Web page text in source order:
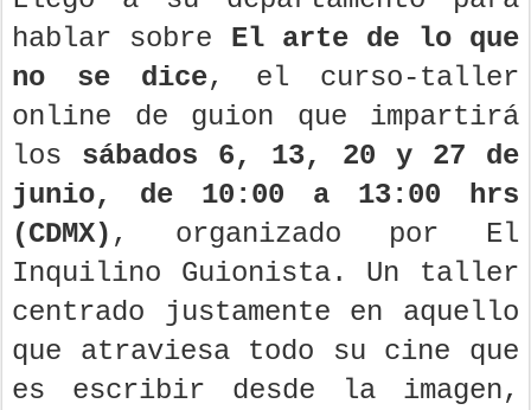
hablar sobre El arte de lo que
no se dice, el curso-taller
online de guion que impartirá
los sábados 6, 13, 20 y 27 de
junio, de 10:00 a 13:00 hrs
(CDMX) , organizado por El
Inquilino Guionista. Un taller
centrado justamente en aquello
que atraviesa todo su cine que
es escribir desde la imagen,